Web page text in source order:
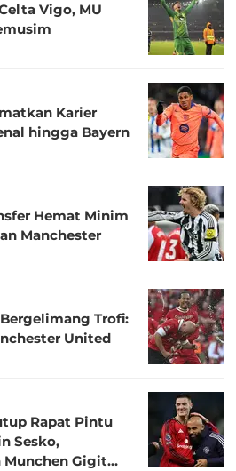
Vigo, MU
Karier
hingga Bayern
Hemat Minim
Manchester
Trofi:
United
Rapat Pintu
Sesko,
Munchen Gigit